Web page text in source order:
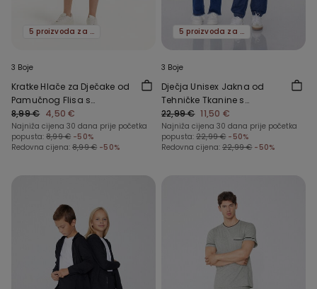
5 proizvoda za -70%
3 Boje
Kratke Hlače za Dječake od
Pamučnog Flisa s
Džepovima
8,99 € 4,50 €
Najniža cijena 30 dana prije početka
popusta: 8,99 € -50%
Redovna cijena: 8,99 € -50%
5 proizvoda za -70%
3 Boje
Dječja Unisex Jakna od
Tehničke Tkanine s
Patentnim Zatvaračem i
Kapuljačom
22,99 € 11,50 €
Najniža cijena 30 dana prije početka
popusta: 22,99 € -50%
Redovna cijena: 22,99 € -50%